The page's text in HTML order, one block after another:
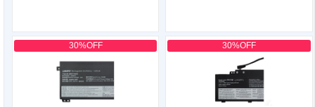
30%OFF 30%OFF